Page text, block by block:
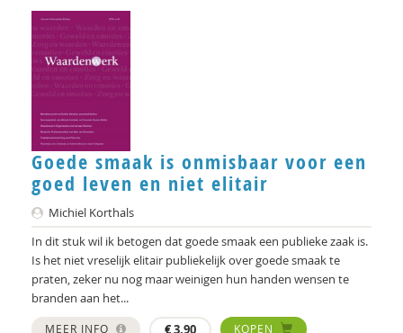
Goede smaak is onmisbaar voor een
goed leven en niet elitair
Michiel Korthals
In dit stuk wil ik betogen dat goede smaak een publieke zaak is.
Is het niet vreselijk elitair publiekelijk over goede smaak te
praten, zeker nu nog maar weinigen hun handen wensen te
branden aan het...
MEER INFO €3,90
KOPEN